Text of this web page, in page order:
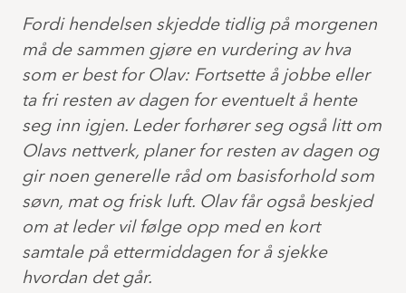
Fordi hendelsen skjedde tidlig på morgenen
må de sammen gjøre en vurdering av hva
som er best for Olav: Fortsette å jobbe eller
ta fri resten av dagen for eventuelt å hente
seg inn igjen. Leder forhører seg også litt om
Olavs nettverk, planer for resten av dagen og
gir noen generelle råd om basisforhold som
søvn, mat og frisk luft. Olav får også beskjed
om at leder vil følge opp med en kort
samtale på ettermiddagen for å sjekke
hvordan det går.